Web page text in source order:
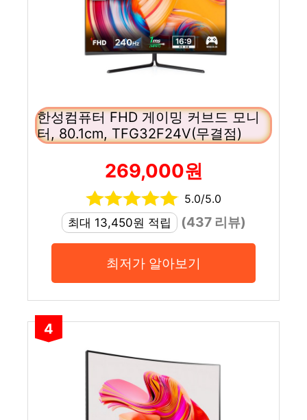
한성컴퓨터 FHD 게이밍 커브드 모니
터, 80.1cm, TFG32F24V(무결점)
269,000원
5.0/5.0
최대 13,450원 적립
(437 리뷰)
최저가 알아보기
4